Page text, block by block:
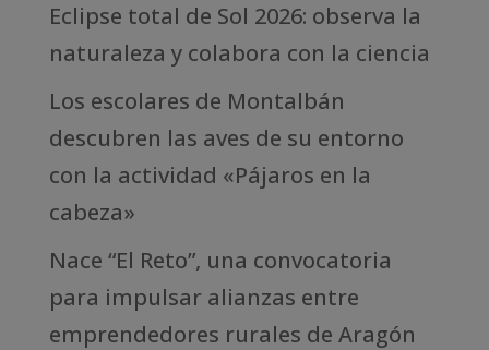
Eclipse total de Sol 2026: observa la
naturaleza y colabora con la ciencia
Los escolares de Montalbán
descubren las aves de su entorno
con la actividad «Pájaros en la
cabeza»
Nace “El Reto”, una convocatoria
para impulsar alianzas entre
emprendedores rurales de Aragón